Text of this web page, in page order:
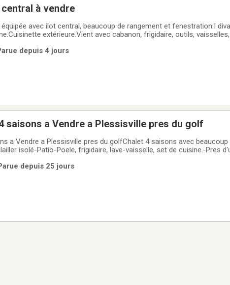
à vendre
avec ilot central, beaucoup de rangement et fenestration.I
extérieure.Vient avec cabanon, frigidaire, outils,
depuis 4 jours
saisons a Vendre a Plessisville pres du golf
a Vendre a Plessisville pres du golfChalet 4 saisons avec
isolé-Patio-Poele, frigidaire, lave-vaisselle, set de cuisine.-Pres
depuis 25 jours